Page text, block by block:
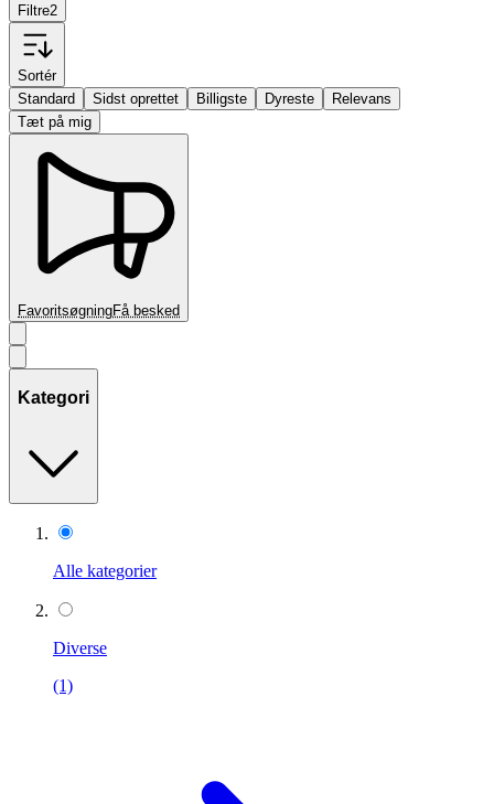
Filtre2
Sortér
Standard
Sidst oprettet Billigste Dyreste
Relevans
Tæt på mig
FavoritsøgningFå besked
Kategori
Alle kategorier
Diverse
(1)